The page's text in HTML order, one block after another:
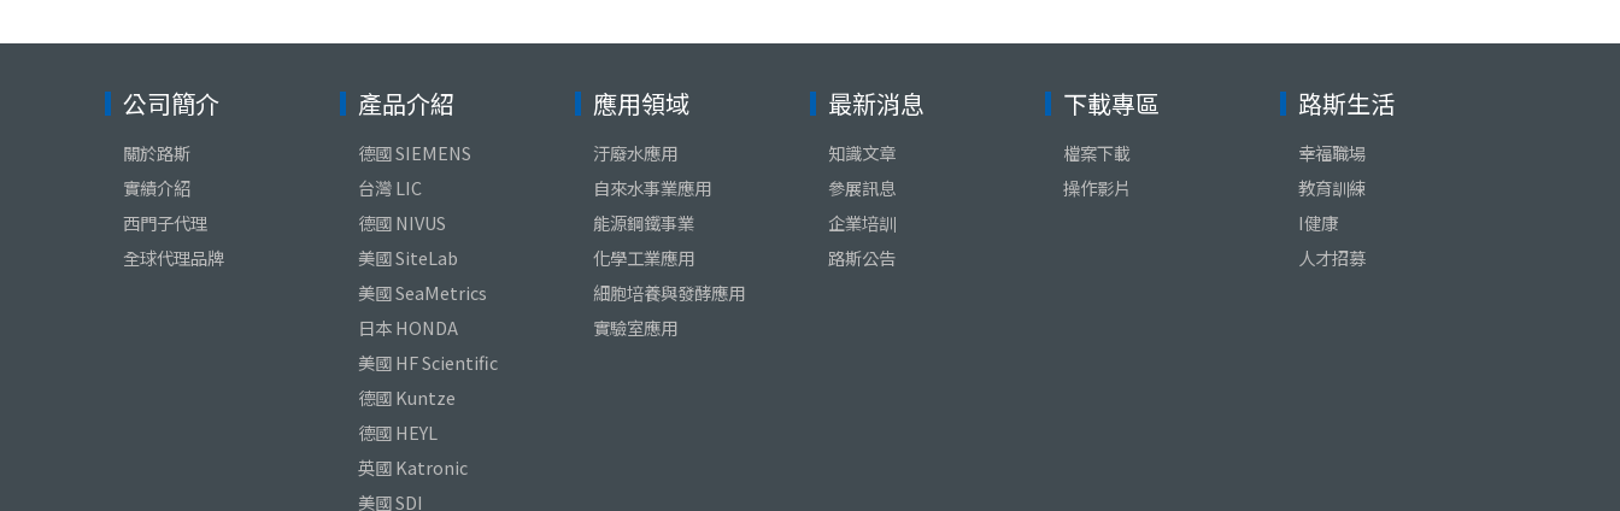
公司簡介
關於路斯
實績介紹
西門子代理
全球代理品牌
產品介紹
德國 SIEMENS
台灣 LIC
德國 NIVUS
美國 SiteLab
美國 SeaMetrics
日本 HONDA
美國 HF Scientific
德國 Kuntze
德國 HEYL
英國 Katronic
美國 SDI
應用領域
汙廢水應用
自來水事業應用
能源鋼鐵事業
化學工業應用
細胞培養與發酵應用
實驗室應用
最新消息
知識文章
參展訊息
企業培訓
路斯公告
下載專區
檔案下載
操作影片
路斯生活
幸福職場
教育訓練
I健康
人才招募